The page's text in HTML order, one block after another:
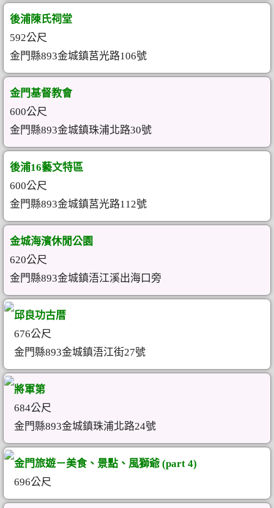
後浦陳氏祠堂
592公尺
金門縣893金城鎮莒光路106號
金門基督教會
600公尺
金門縣893金城鎮珠浦北路30號
後浦16藝文特區
600公尺
金門縣893金城鎮莒光路112號
金城海濱休閒公園
620公尺
金門縣893金城鎮浯江溪出海口旁
邱良功古厝
676公尺
金門縣893金城鎮浯江街27號
將軍第
684公尺
金門縣893金城鎮珠浦北路24號
金門旅遊－美食、景點、風獅爺 (part 4)
696公尺